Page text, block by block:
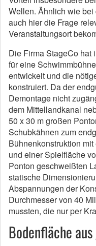
Wellen. Ähnlich wie
auch hier die Frage
Veranstaltungsort
Die Firma StageCo hat
für eine
entwickelt und die
konstruiert. Da der
Demontage nicht
dem Mittellandkanal
50 x 30 m großen
Schubkähnen zum
Bühnenkonstruktion
und einer Spielfläche
Ponton geschweißten
statische
Abspannungen der
Durchmesser von 40
mussten, die nur per
Bodenfläche